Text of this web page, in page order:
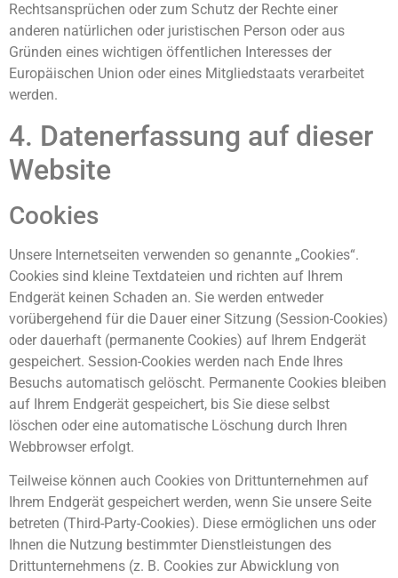
Rechtsansprüchen oder zum Schutz der Rechte einer
anderen natürlichen oder juristischen Person oder aus
Gründen eines wichtigen öffentlichen Interesses der
Europäischen Union oder eines Mitgliedstaats verarbeitet
werden.
4. Datenerfassung auf dieser
Website
Cookies
Unsere Internetseiten verwenden so genannte „Cookies“.
Cookies sind kleine Textdateien und richten auf Ihrem
Endgerät keinen Schaden an. Sie werden entweder
vorübergehend für die Dauer einer Sitzung (Session-Cookies)
oder dauerhaft (permanente Cookies) auf Ihrem Endgerät
gespeichert. Session-Cookies werden nach Ende Ihres
Besuchs automatisch gelöscht. Permanente Cookies bleiben
auf Ihrem Endgerät gespeichert, bis Sie diese selbst
löschen oder eine automatische Löschung durch Ihren
Webbrowser erfolgt.
Teilweise können auch Cookies von Drittunternehmen auf
Ihrem Endgerät gespeichert werden, wenn Sie unsere Seite
betreten (Third-Party-Cookies). Diese ermöglichen uns oder
Ihnen die Nutzung bestimmter Dienstleistungen des
Drittunternehmens (z. B. Cookies zur Abwicklung von